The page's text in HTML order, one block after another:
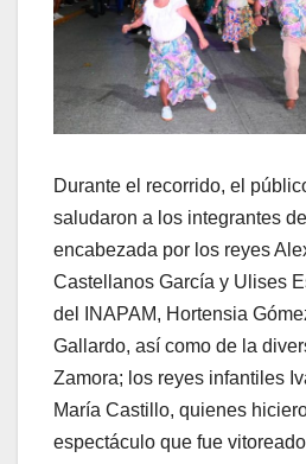
Durante el recorrido, el
saludaron a los integrantes
encabezada por los reyes
Castellanos García y Ulises
del INAPAM, Hortensia
Gallardo, así como de la
Zamora; los reyes infantiles
María Castillo, quienes
espectáculo que fue